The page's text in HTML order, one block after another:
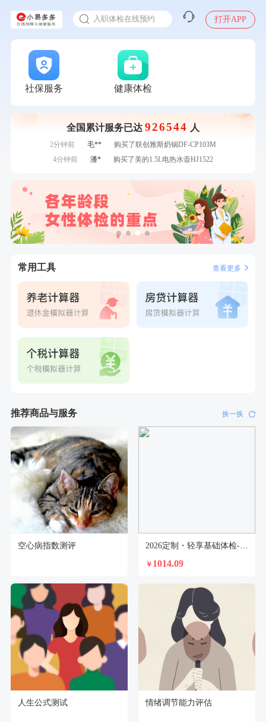
入职体检在线预约
打开APP
社保服务 健康体检
全国累计服务已达 926544 人
7分钟前 毛**
购买了汤臣倍健多维男士多种维生素矿物质片1.5g*60片*2
瓶
7分钟前 赵**
成功预约青春体检卡（女）
刚刚
陈**
成功预约了精英体检套餐
成功预约了精英体检套餐
购买了美的体重秤 MO-CW5 白色
刚刚
购买了美的体重秤 MO-CW5 白色
2分钟前
莫**
成功预约了青少年体检套餐
2分钟前
毛**
购买了联创雅斯奶锅DF-CP103M
4分钟前
潘*
购买了美的1.5L电热水壶HJ1522
成功预约了男性健康套餐
6分钟前
林**
购买了小熊电烤箱 DKX-F10M6
7分钟前
毛**
购买了汤臣倍健多维男士多种维生素矿物质片1.5g*60片*2
瓶
成功预约青春体检卡（女）
常用工具 查看更多
推荐商品与服务 换一换
空心病指数测评 2026定制・轻享基础体检-未婚女
￥ 1014.09
人生公式测试 情绪调节能力评估